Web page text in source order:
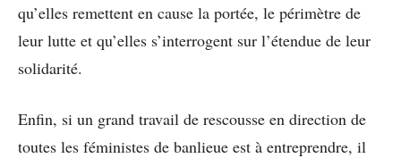
qu’elles remettent en cause la portée, le périmètre de
leur lutte et qu’elles s’interrogent sur l’étendue de leur
solidarité.
Enfin, si un grand travail de rescousse en direction de
toutes les féministes de banlieue est à entreprendre, il